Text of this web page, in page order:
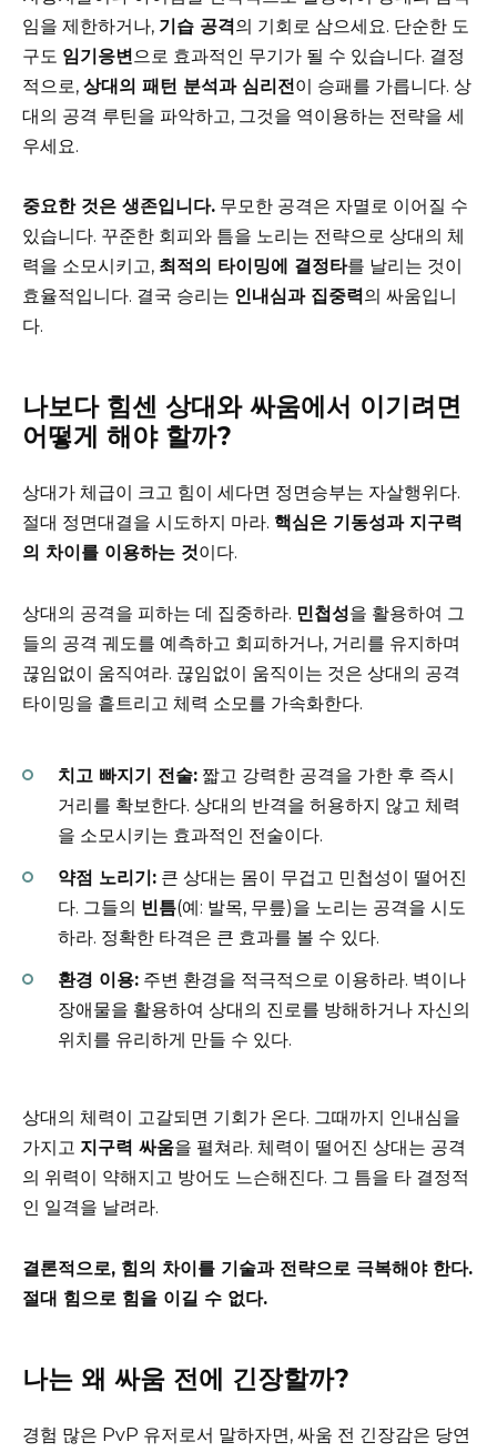
임을 제한하거나, 기습 공격의 기회로 삼으세요. 단순한 도
구도 임기응변으로 효과적인 무기가 될 수 있습니다. 결정
적으로, 상대의 패턴 분석과 심리전이 승패를 가릅니다. 상
대의 공격 루틴을 파악하고, 그것을 역이용하는 전략을 세
우세요.
중요한 것은 생존입니다. 무모한 공격은 자멸로 이어질 수
있습니다. 꾸준한 회피와 틈을 노리는 전략으로 상대의 체
력을 소모시키고, 최적의 타이밍에 결정타를 날리는 것이
효율적입니다. 결국 승리는 인내심과 집중력의 싸움입니
다.
나보다 힘센 상대와 싸움에서 이기려면
어떻게 해야 할까?
상대가 체급이 크고 힘이 세다면 정면승부는 자살행위다.
절대 정면대결을 시도하지 마라. 핵심은 기동성과 지구력
의 차이를 이용하는 것이다.
상대의 공격을 피하는 데 집중하라. 민첩성을 활용하여 그
들의 공격 궤도를 예측하고 회피하거나, 거리를 유지하며
끊임없이 움직여라. 끊임없이 움직이는 것은 상대의 공격
타이밍을 흩트리고 체력 소모를 가속화한다.
치고 빠지기 전술: 짧고 강력한 공격을 가한 후 즉시
거리를 확보한다. 상대의 반격을 허용하지 않고 체력
을 소모시키는 효과적인 전술이다.
약점 노리기: 큰 상대는 몸이 무겁고 민첩성이 떨어진
다. 그들의 빈틈(예: 발목, 무릎)을 노리는 공격을 시도
하라. 정확한 타격은 큰 효과를 볼 수 있다.
환경 이용: 주변 환경을 적극적으로 이용하라. 벽이나
장애물을 활용하여 상대의 진로를 방해하거나 자신의
위치를 유리하게 만들 수 있다.
상대의 체력이 고갈되면 기회가 온다. 그때까지 인내심을
가지고 지구력 싸움을 펼쳐라. 체력이 떨어진 상대는 공격
의 위력이 약해지고 방어도 느슨해진다. 그 틈을 타 결정적
인 일격을 날려라.
결론적으로, 힘의 차이를 기술과 전략으로 극복해야 한다.
절대 힘으로 힘을 이길 수 없다.
나는 왜 싸움 전에 긴장할까?
경험 많은 PvP 유저로서 말하자면, 싸움 전 긴장감은 당연